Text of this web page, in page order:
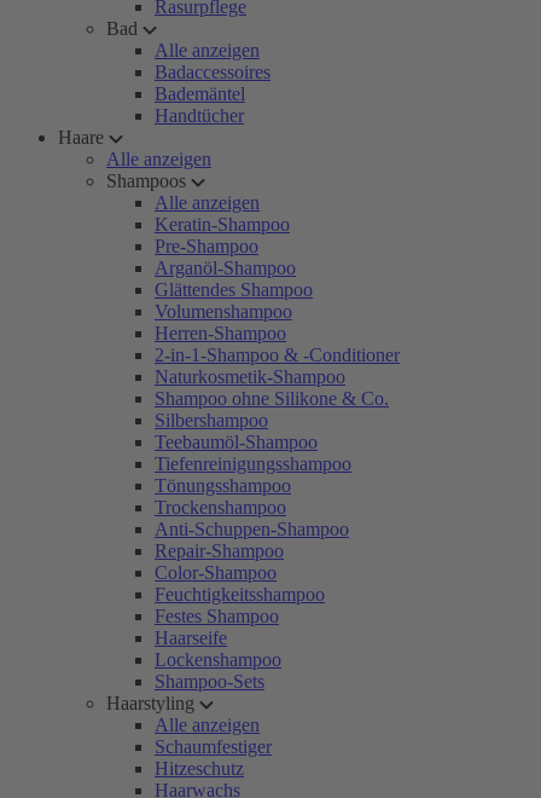
Rasurpflege
Bad
Alle anzeigen
Badaccessoires
Bademäntel
Handtücher
Haare
Alle anzeigen
Shampoos
Alle anzeigen
Keratin-Shampoo
Pre-Shampoo
Arganöl-Shampoo
Glättendes Shampoo
Volumenshampoo
Herren-Shampoo
2-in-1-Shampoo & -Conditioner
Naturkosmetik-Shampoo
Shampoo ohne Silikone & Co.
Silbershampoo
Teebaumöl-Shampoo
Tiefenreinigungsshampoo
Tönungsshampoo
Trockenshampoo
Anti-Schuppen-Shampoo
Repair-Shampoo
Color-Shampoo
Feuchtigkeitsshampoo
Festes Shampoo
Haarseife
Lockenshampoo
Shampoo-Sets
Haarstyling
Alle anzeigen
Schaumfestiger
Hitzeschutz
Haarwachs